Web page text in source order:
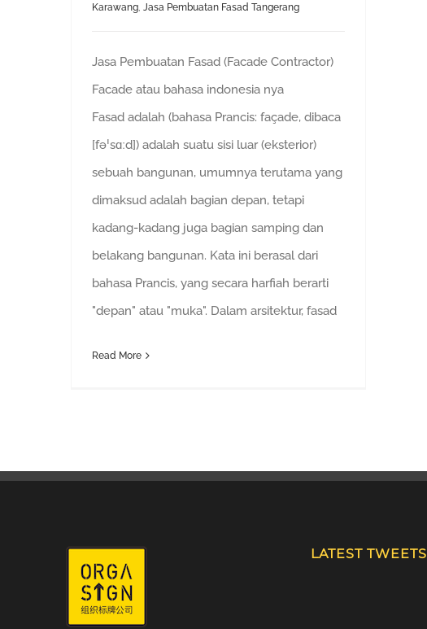
Karawang, Jasa Pembuatan Fasad Tangerang
Jasa Pembuatan Fasad (Facade Contractor)
Facade atau bahasa indonesia nya
Fasad adalah (bahasa Prancis: façade, dibaca
[fəˈsɑːd]) adalah suatu sisi luar (eksterior)
sebuah bangunan, umumnya terutama yang
dimaksud adalah bagian depan, tetapi
kadang-kadang juga bagian samping dan
belakang bangunan. Kata ini berasal dari
bahasa Prancis, yang secara harfiah berarti
"depan" atau "muka". Dalam arsitektur, fasad
Read More
LATEST TWEETS